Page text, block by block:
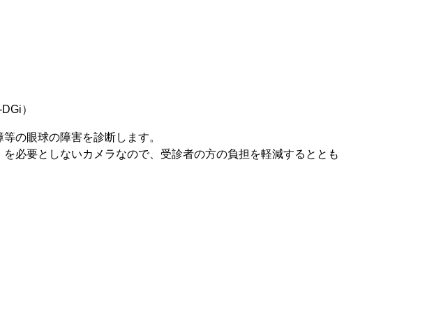
）
の眼球の障害を診断します。
必要としないカメラなので、受診者の方の負担を軽減するととも